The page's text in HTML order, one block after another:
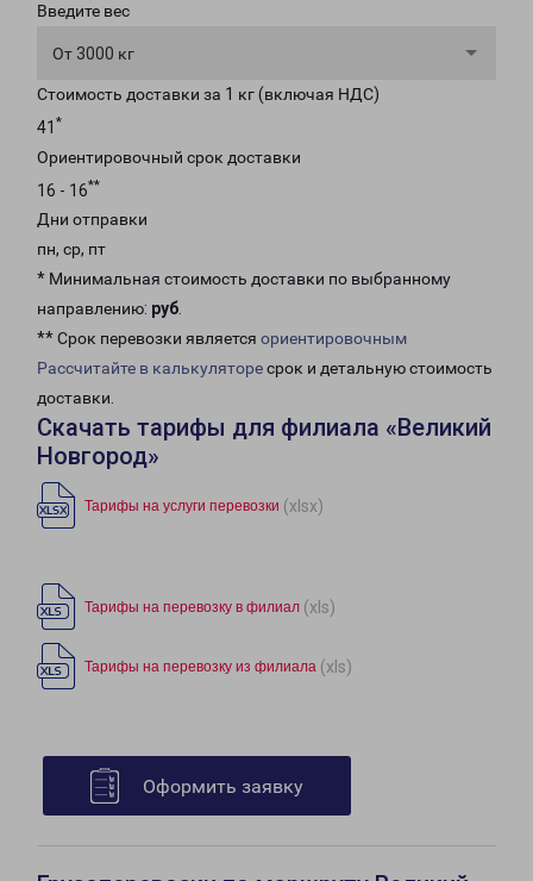
Введите вес
От 3000 кг
Стоимость доставки за 1 кг (включая НДС)
41 *
Ориентировочный срок доставки
16 - 16**
Дни отправки
пн, ср, пт
* Минимальная стоимость доставки по выбранному
направлению: руб.
** Срок перевозки является ориентировочным
Рассчитайте в калькуляторесрок и детальную стоимость
доставки.
Скачать тарифы для филиала «Великий
Новгород»
Тарифы на услуги перевозки (xlsx)
Тарифы на перевозку в филиал (xls)
Тарифы на перевозку из филиала (xls)
Оформить заявку